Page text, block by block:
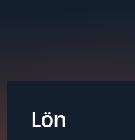
Lön